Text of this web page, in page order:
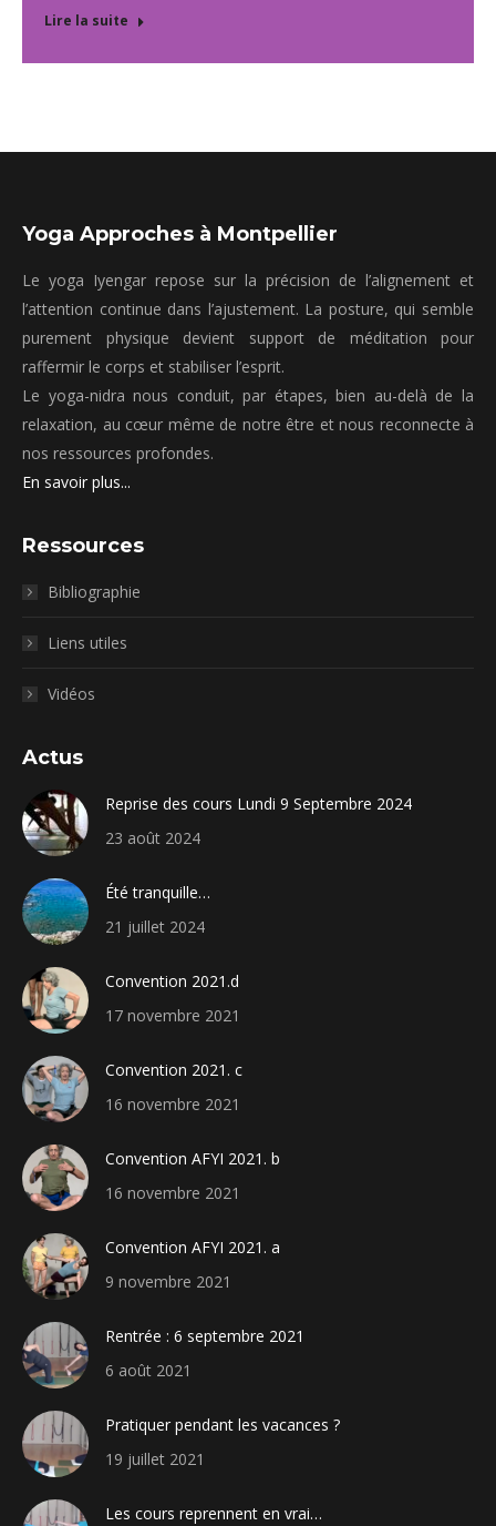
Lire la suite
Yoga Approches à Montpellier
Le yoga Iyengar repose sur la précision de l’alignement et
l’attention continue dans l’ajustement. La posture, qui semble
purement physique devient support de méditation pour
raffermir le corps et stabiliser l’esprit.
Le yoga-nidra nous conduit, par étapes, bien au-delà de la
relaxation, au cœur même de notre être et nous reconnecte à
nos ressources profondes.
En savoir plus...
Ressources
Bibliographie
Liens utiles
Vidéos
Actus
Reprise des cours Lundi 9 Septembre 2024
23 août 2024
Été tranquille…
21 juillet 2024
Convention 2021.d
17 novembre 2021
Convention 2021. c
16 novembre 2021
Convention AFYI 2021. b
16 novembre 2021
Convention AFYI 2021. a
9 novembre 2021
Rentrée : 6 septembre 2021
6 août 2021
Pratiquer pendant les vacances ?
19 juillet 2021
Les cours reprennent en vrai…